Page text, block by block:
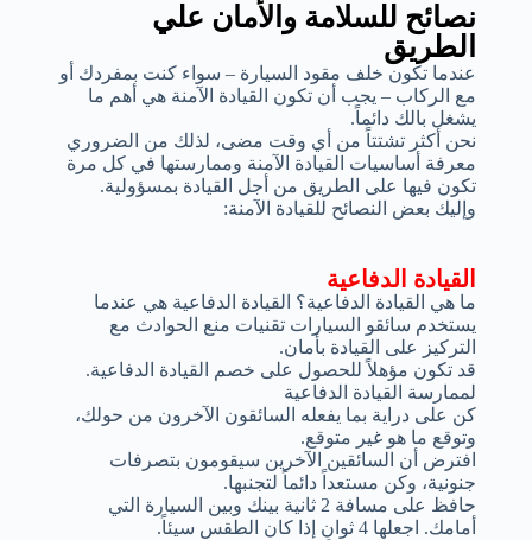
نصائح للسلامة والأمان علي
الطريق
عندما تكون خلف مقود السيارة – سواء كنت بمفردك أو
مع الركاب – يجب أن تكون القيادة الآمنة هي أهم ما
يشغل بالك دائماً.
نحن أكثر تشتتاً من أي وقت مضى، لذلك من الضروري
معرفة أساسيات القيادة الآمنة وممارستها في كل مرة
تكون فيها على الطريق من أجل القيادة بمسؤولية.
وإليك بعض النصائح للقيادة الآمنة:
القيادة الدفاعية
ما هي القيادة الدفاعية؟ القيادة الدفاعية هي عندما
يستخدم سائقو السيارات تقنيات منع الحوادث مع
التركيز على القيادة بأمان.
قد تكون مؤهلاً للحصول على خصم القيادة الدفاعية.
لممارسة القيادة الدفاعية
كن على دراية بما يفعله السائقون الآخرون من حولك،
وتوقع ما هو غير متوقع.
افترض أن السائقين الآخرين سيقومون بتصرفات
جنونية، وكن مستعداً دائماً لتجنبها.
حافظ على مسافة 2 ثانية بينك وبين السيارة التي
أمامك. اجعلها 4 ثوانٍ إذا كان الطقس سيئاً.